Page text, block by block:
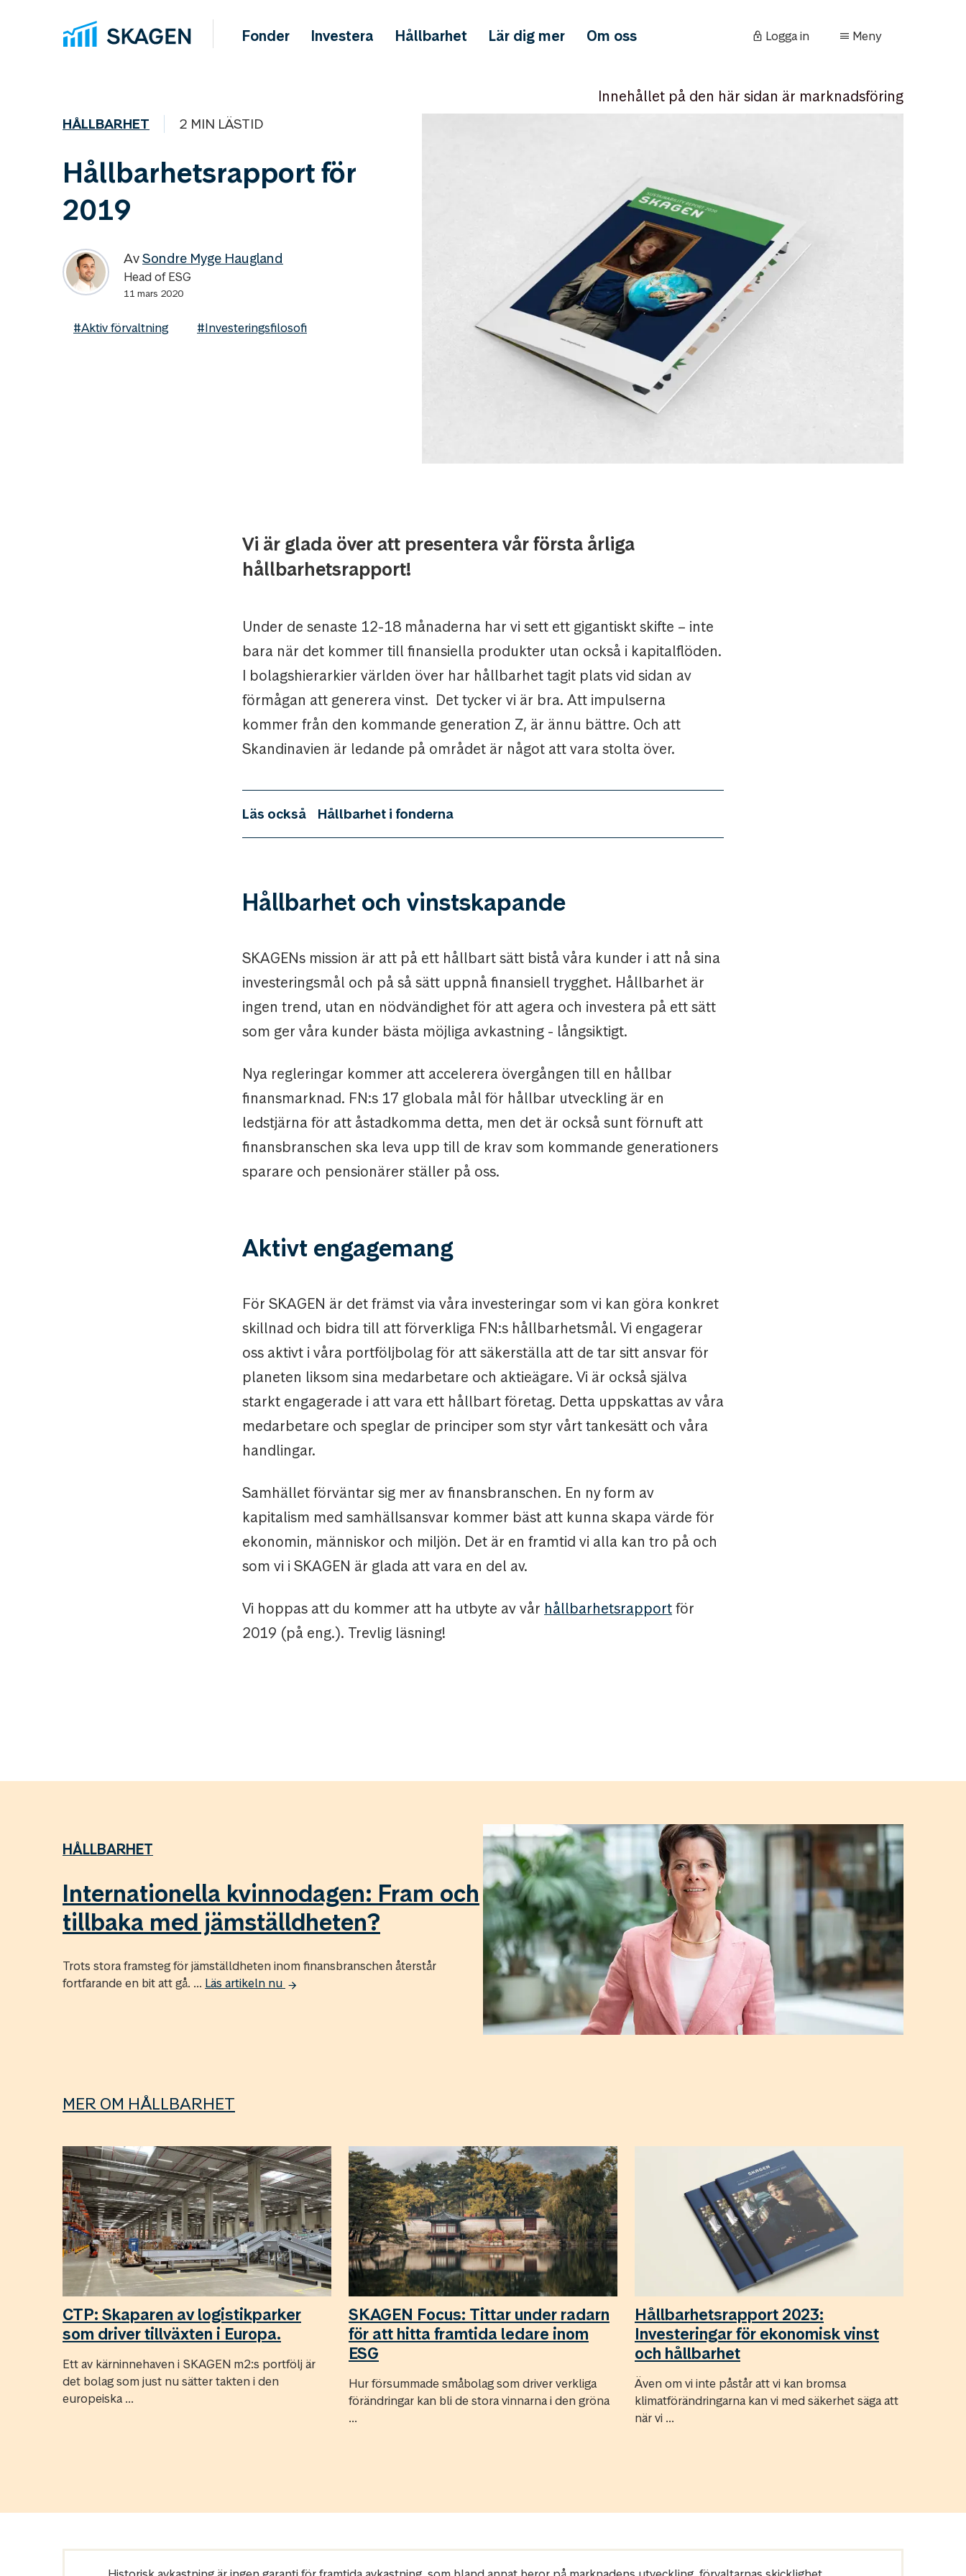
Fonder Investera Hållbarhet Lär dig mer Om oss Logga in Meny
Innehållet på den här sidan är marknadsföring
HÅLLBARHET 2 MIN LÄSTID
Hållbarhetsrapport för
2019
AvSondre Myge Haugland
Head of ESG
11 mars 2020
#Aktiv förvaltning #Investeringsfilosofi
Vi är glada över att presentera vår första årliga
hållbarhetsrapport!
Under de senaste 12-18 månaderna har vi sett ett gigantiskt skifte – inte
bara när det kommer till finansiella produkter utan också i kapitalflöden.
I bolagshierarkier världen över har hållbarhet tagit plats vid sidan av
förmågan att generera vinst. Det tycker vi är bra. Att impulserna
kommer från den kommande generation Z, är ännu bättre. Och att
Skandinavien är ledande på området är något att vara stolta över.
Läs också Hållbarhet i fonderna
Hållbarhet och vinstskapande
SKAGENs mission är att på ett hållbart sätt bistå våra kunder i att nå sina
investeringsmål och på så sätt uppnå finansiell trygghet. Hållbarhet är
ingen trend, utan en nödvändighet för att agera och investera på ett sätt
som ger våra kunder bästa möjliga avkastning - långsiktigt.
Nya regleringar kommer att accelerera övergången till en hållbar
finansmarknad. FN:s 17 globala mål för hållbar utveckling är en
ledstjärna för att åstadkomma detta, men det är också sunt förnuft att
finansbranschen ska leva upp till de krav som kommande generationers
sparare och pensionärer ställer på oss.
Aktivt engagemang
För SKAGEN är det främst via våra investeringar som vi kan göra konkret
skillnad och bidra till att förverkliga FN:s hållbarhetsmål. Vi engagerar
oss aktivt i våra portföljbolag för att säkerställa att de tar sitt ansvar för
planeten liksom sina medarbetare och aktieägare. Vi är också själva
starkt engagerade i att vara ett hållbart företag. Detta uppskattas av våra
medarbetare och speglar de principer som styr vårt tankesätt och våra
handlingar.
Samhället förväntar sig mer av finansbranschen. En ny form av
kapitalism med samhällsansvar kommer bäst att kunna skapa värde för
ekonomin, människor och miljön. Det är en framtid vi alla kan tro på och
som vi i SKAGEN är glada att vara en del av.
Vi hoppas att du kommer att ha utbyte av vår hållbarhetsrapportför
2019 (på eng.). Trevlig läsning!
HÅLLBARHET
Internationella kvinnodagen: Fram och
tillbaka med jämställdheten?
Trots stora framsteg för jämställdheten inom finansbranschen återstår
fortfarande en bit att gå. ... Läs artikeln nu
MER OM HÅLLBARHET
CTP: Skaparen av logistikparker
som driver tillväxten i Europa.
Ett av kärninnehaven i SKAGEN m2:s portfölj är
det bolag som just nu sätter takten i den
europeiska ...
SKAGEN Focus: Tittar under radarn
för att hitta framtida ledare inom
ESG
Hur försummade småbolag som driver verkliga
förändringar kan bli de stora vinnarna i den gröna
...
Hållbarhetsrapport 2023:
Investeringar för ekonomisk vinst
och hållbarhet
Även om vi inte påstår att vi kan bromsa
klimatförändringarna kan vi med säkerhet säga att
när vi ...